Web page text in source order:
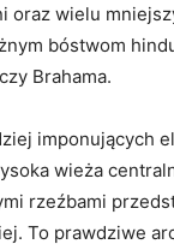
oraz wielu
bóstwom
Brahama.
imponujących
wieża
rzeźbami
To prawdziwe